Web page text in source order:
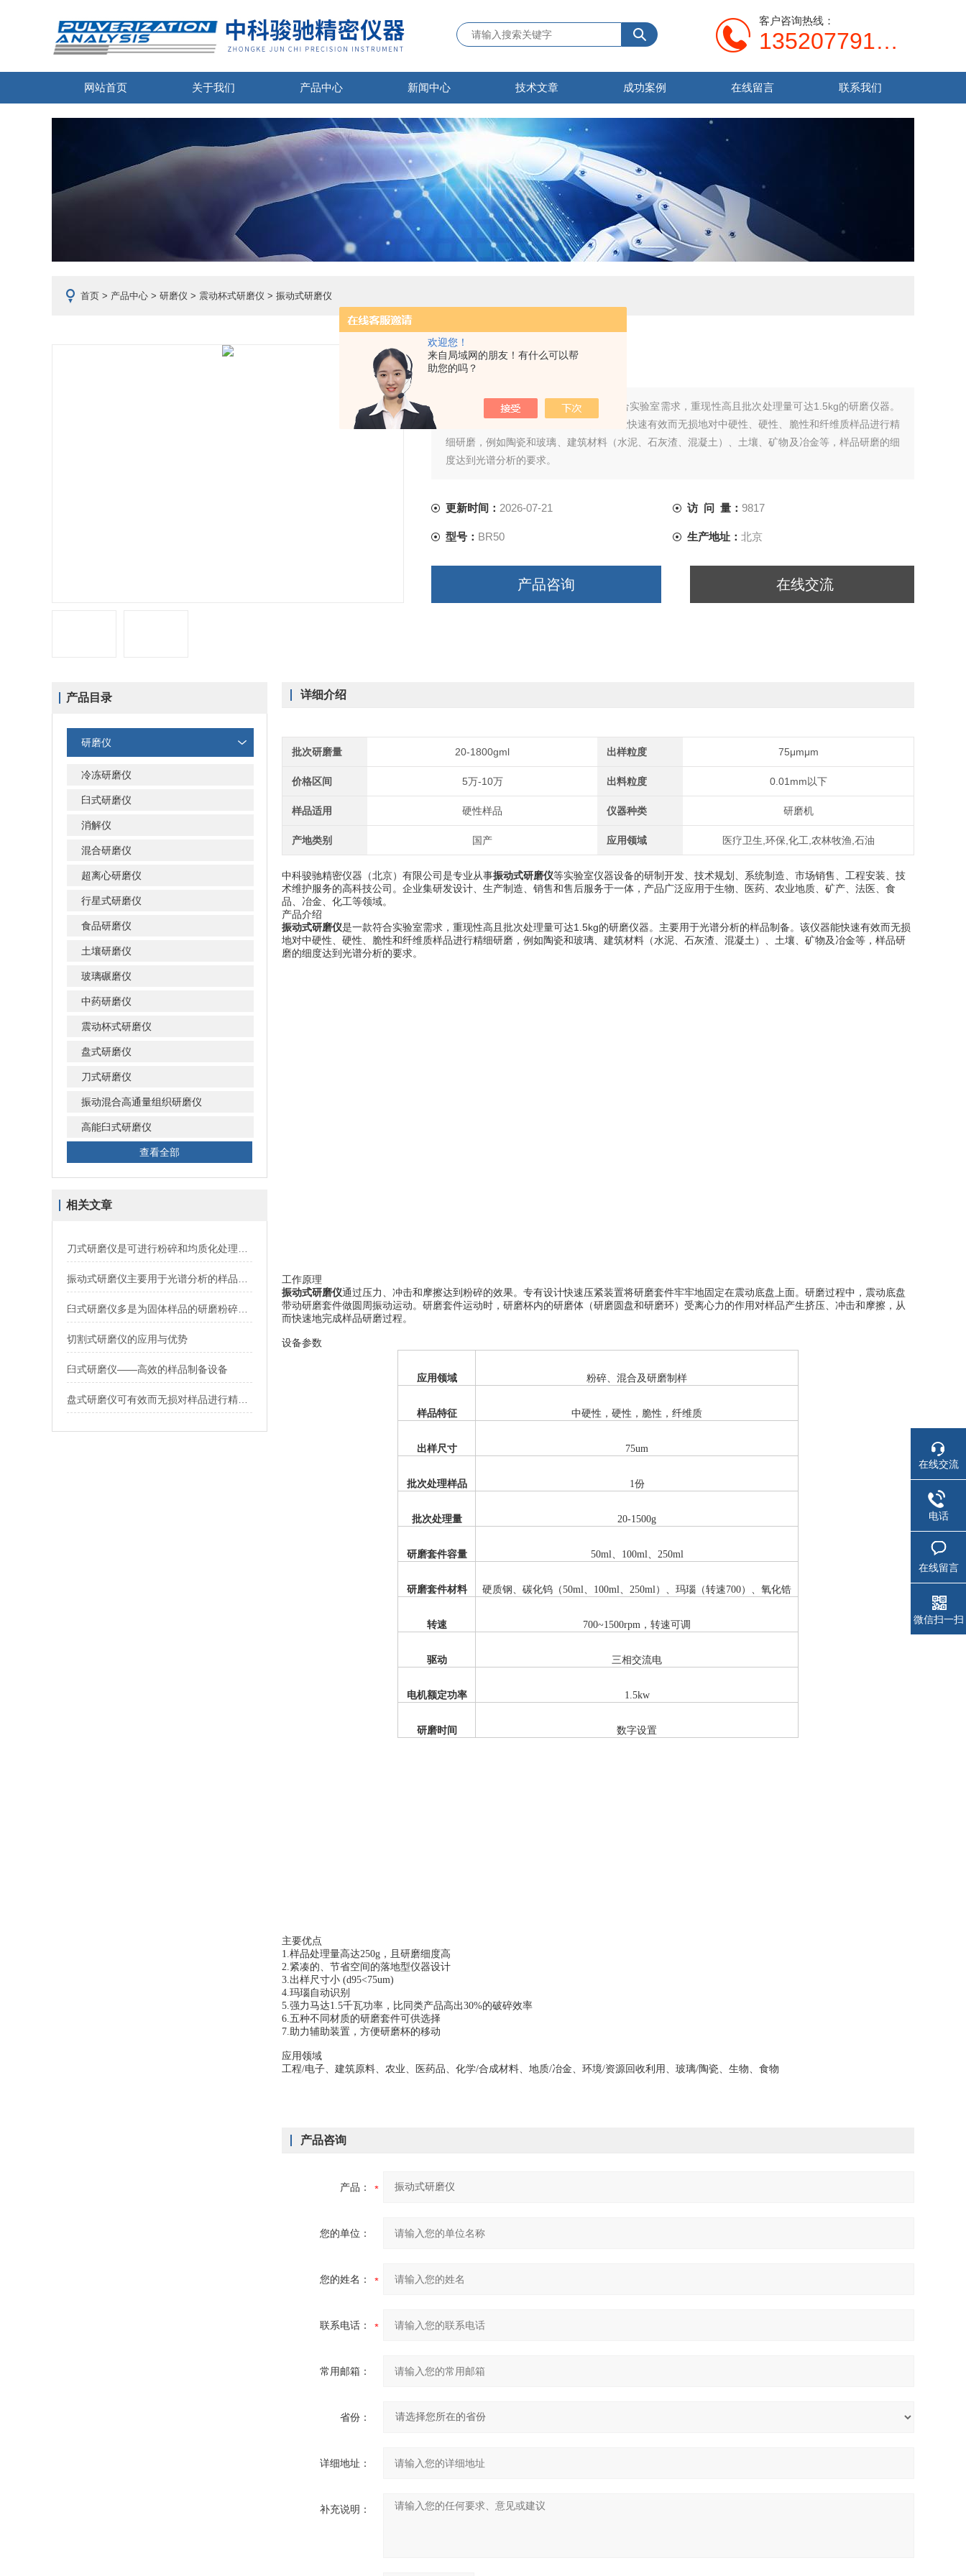
欢迎您！
来自局域网的朋友！有什么可以帮
助您的吗？
客户咨询热线：
13520779138
网站首页 关于我们 产品中心 新闻中心 技术文章 成功案例 在线留言 联系我们
首页 > 产品中心 > 研磨仪 > 震动杯式研磨仪 > 振动式研磨仪
振动式研磨仪
振动式研磨仪是国内一款符合实验室需求，重现性高且批次处理量可达1.5kg的研磨仪器。
主要用于光谱分析的样品制备。该仪器能快速有效而无损地对中硬性、硬性、脆性和纤维质样品进行精
细研磨，例如陶瓷和玻璃、建筑材料（水泥、石灰渣、混凝土）、土壤、矿物及冶金等，样品研磨的细
度达到光谱分析的要求。
更新时间： 2026-07-21 访 问 量： 9817
型号： BR50 生产地址： 北京
产品咨询 在线交流
详细介绍
批次研磨量 20-1800gml 出样粒度 75μmμm
价格区间 5万-10万 出料粒度 0.01mm以下
样品适用 硬性样品 仪器种类 研磨机
产地类别 国产 应用领域 医疗卫生,环保,化工,农林牧渔,石油
中科骏驰精密仪器（北京）有限公司是专业从事振动式研磨仪等实验室仪器设备的研制开发、技术规划、系统制造、市场销售、工程安装、技
术维护服务的高科技公司。企业集研发设计、生产制造、销售和售后服务于一体，产品广泛应用于生物、医药、农业地质、矿产、法医、食
品、冶金、化工等领域。
产品介绍
振动式研磨仪是一款符合实验室需求，重现性高且批次处理量可达1.5kg的研磨仪器。主要用于光谱分析的样品制备。该仪器能快速有效而无损
地对中硬性、硬性、脆性和纤维质样品进行精细研磨，例如陶瓷和玻璃、建筑材料（水泥、石灰渣、混凝土）、土壤、矿物及冶金等，样品研
磨的细度达到光谱分析的要求。
工作原理
振动式研磨仪通过压力、冲击和摩擦达到粉碎的效果。专有设计快速压紧装置将研磨套件牢牢地固定在震动底盘上面。研磨过程中，震动底盘
带动研磨套件做圆周振动运动。研磨套件运动时，研磨杯内的研磨体（研磨圆盘和研磨环）受离心力的作用对样品产生挤压、冲击和摩擦，从
而快速地完成样品研磨过程。
设备参数
应用领域 粉碎、混合及研磨制样
样品特征 中硬性，硬性，脆性，纤维质
出样尺寸 75um
批次处理样品 1份
批次处理量 20-1500g
研磨套件容量 50ml、100ml、250ml
研磨套件材料 硬质钢、碳化钨（50ml、 100ml、 250ml）、玛瑙（转速700）、氧化锆
转速 700~1500rpm，转速可调
驱动 三相交流电
电机额定功率 1.5kw
研磨时间 数字设置
主要优点
1.样品处理量高达250g，且研磨细度高
2.紧凑的、节省空间的落地型仪器设计
3.出样尺寸小 (d95<75um)
4.玛瑙自动识别
5.强力马达1.5千瓦功率，比同类产品高出30%的破碎效率
6.五种不同材质的研磨套件可供选择
7.助力辅助装置，方便研磨杯的移动
应用领域
工程/电子、建筑原料、农业、医药品、化学/合成材料、地质/冶金、环境/资源回收利用、玻璃/陶瓷、生物、食物
产品咨询
产品：
您的单位：
您的姓名：
联系电话：
常用邮箱：
省份：
详细地址：
补充说明：
产品目录
研磨仪
冷冻研磨仪
臼式研磨仪
消解仪
混合研磨仪
超离心研磨仪
行星式研磨仪
食品研磨仪
土壤研磨仪
玻璃碾磨仪
中药研磨仪
震动杯式研磨仪
盘式研磨仪
刀式研磨仪
振动混合高通量组织研磨仪
高能臼式研磨仪
查看全部
相关文章
切割式研磨仪的应用与优势
臼式研磨仪——高效的样品制备设备
在线交流
电话
在线留言
微信扫一扫